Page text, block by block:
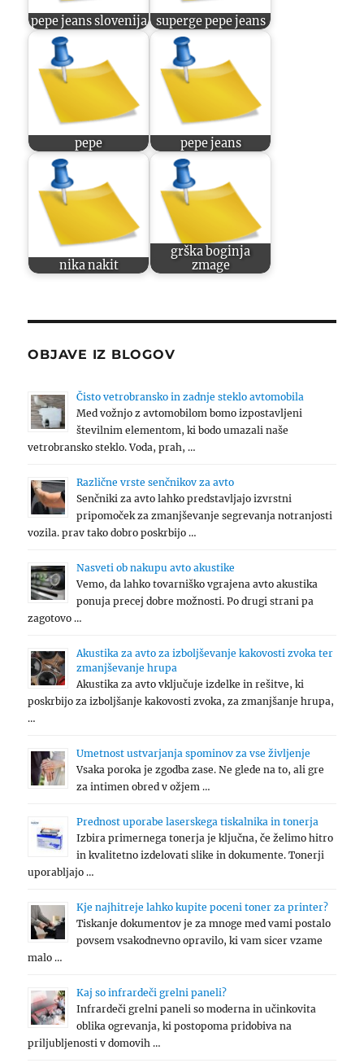
pepe jeans slovenija superge pepe jeans
pepe pepe jeans
nika nakit
grška boginja
zmage
OBJAVE IZ BLOGOV
Čisto vetrobransko in zadnje steklo avtomobila
Med vožnjo z avtomobilom bomo izpostavljeni
številnim elementom, ki bodo umazali naše
vetrobransko steklo. Voda, prah, …
Različne vrste senčnikov za avto
Senčniki za avto lahko predstavljajo izvrstni
pripomoček za zmanjševanje segrevanja notranjosti
vozila. prav tako dobro poskrbijo …
Nasveti ob nakupu avto akustike
Vemo, da lahko tovarniško vgrajena avto akustika
ponuja precej dobre možnosti. Po drugi strani pa
zagotovo …
Akustika za avto za izboljševanje kakovosti zvoka ter
zmanjševanje hrupa
Akustika za avto vključuje izdelke in rešitve, ki
poskrbijo za izboljšanje kakovosti zvoka, za zmanjšanje hrupa,
…
Umetnost ustvarjanja spominov za vse življenje
Vsaka poroka je zgodba zase. Ne glede na to, ali gre
za intimen obred v ožjem …
Prednost uporabe laserskega tiskalnika in tonerja
Izbira primernega tonerja je ključna, če želimo hitro
in kvalitetno izdelovati slike in dokumente. Tonerji
uporabljajo …
Kje najhitreje lahko kupite poceni toner za printer?
Tiskanje dokumentov je za mnoge med vami postalo
povsem vsakodnevno opravilo, ki vam sicer vzame
malo …
Kaj so infrardeči grelni paneli?
Infrardeči grelni paneli so moderna in učinkovita
oblika ogrevanja, ki postopoma pridobiva na
priljubljenosti v domovih …